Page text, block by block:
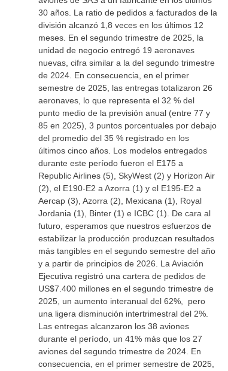
30 años. La ratio de pedidos a facturados de la
división alcanzó 1,8 veces en los últimos 12
meses. En el segundo trimestre de 2025, la
unidad de negocio entregó 19 aeronaves
nuevas, cifra similar a la del segundo trimestre
de 2024. En consecuencia, en el primer
semestre de 2025, las entregas totalizaron 26
aeronaves, lo que representa el 32 % del
punto medio de la previsión anual (entre 77 y
85 en 2025), 3 puntos porcentuales por debajo
del promedio del 35 % registrado en los
últimos cinco años. Los modelos entregados
durante este período fueron el E175 a
Republic Airlines (5), SkyWest (2) y Horizon Air
(2), el E190-E2 a Azorra (1) y el E195-E2 a
Aercap (3), Azorra (2), Mexicana (1), Royal
Jordania (1), Binter (1) e ICBC (1). De cara al
futuro, esperamos que nuestros esfuerzos de
estabilizar la producción produzcan resultados
más tangibles en el segundo semestre del año
y a partir de principios de 2026. La Aviación
Ejecutiva registró una cartera de pedidos de
US$7.400 millones en el segundo trimestre de
2025, un aumento interanual del 62%, pero
una ligera disminución intertrimestral del 2%.
Las entregas alcanzaron los 38 aviones
durante el período, un 41% más que los 27
aviones del segundo trimestre de 2024. En
consecuencia, en el primer semestre de 2025,